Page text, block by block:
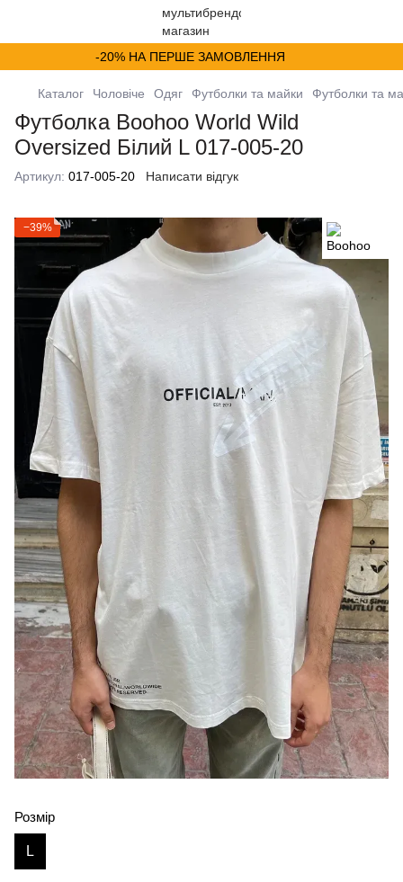
-20% НА ПЕРШЕ ЗАМОВЛЕННЯ
Каталог Чоловіче Одяг Футболки та майки Футболки та
Футболка Boohoo World Wild
Oversized Білий L 017-005-20
Артикул: 017-005-20 Написати відгук
−39%
Розмір
L